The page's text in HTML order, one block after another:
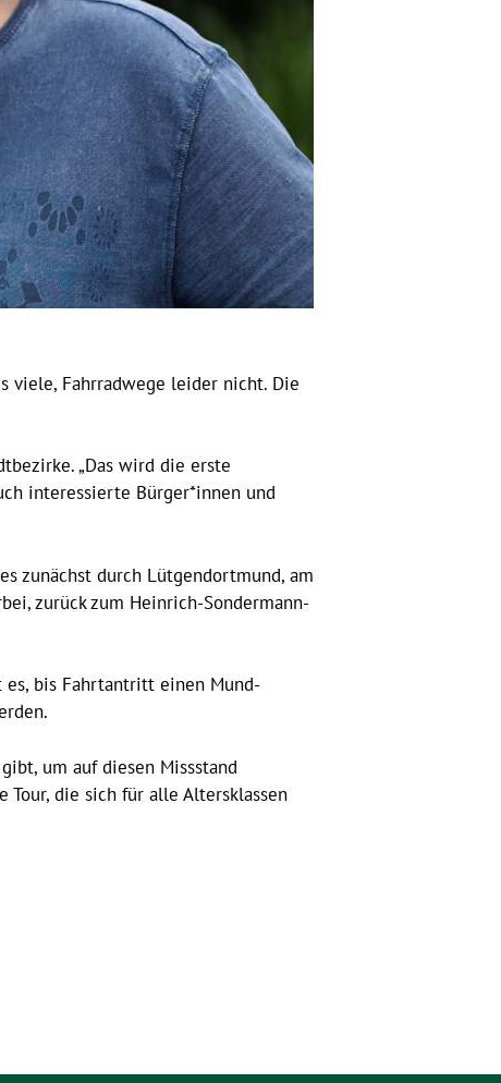
viele, Fahrradwege leider nicht. Die
„Das wird die erste
interessierte Bürger*innen und
zunächst durch Lütgendortmund, am
zurück zum Heinrich-Sondermann-
es, bis Fahrtantritt einen Mund-
um auf diesen Missstand
Tour, die sich für alle Altersklassen